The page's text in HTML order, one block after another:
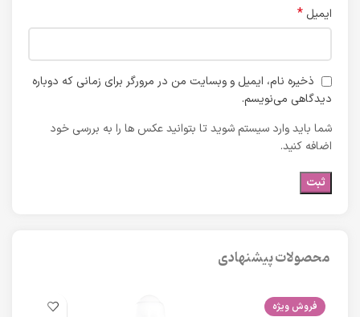
ایمیل *
ذخیره نام، ایمیل و وبسایت من در مرورگر برای زمانی که دوباره
دیدگاهی می‌نویسم.
شما باید وارد سیستم شوید تا بتوانید عکس ها را به بررسی خود
اضافه کنید.
محصولات پیشنهادی
فروش ویژه